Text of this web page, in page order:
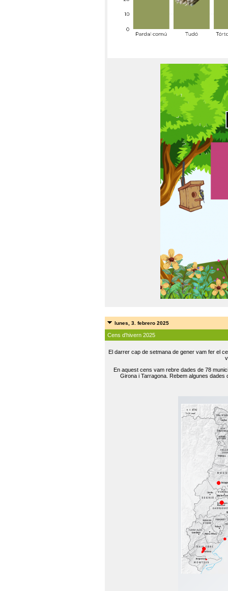
lunes, 3. febrero 2025
Cens d'hivern 2025
El darrer cap de setmana de gener vam fer el
En aquest cens vam rebre dades de 78
Girona i Tarragona. Rebem algunes